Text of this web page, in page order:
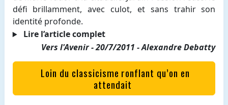
défi brillamment, avec culot, et sans trahir son
identité profonde.
Lire l’article complet
Vers l'Avenir - 20/7/2011 - Alexandre Debatty
Loin du classicisme ronflant qu’on en
attendait